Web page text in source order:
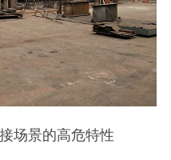
场景的高危特性